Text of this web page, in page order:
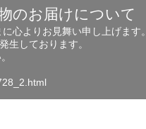
のお届けについて
心よりお見舞い申し上げます。
生しております。